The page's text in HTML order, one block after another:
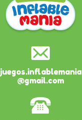
juegos.inflablemania
@gmail.com